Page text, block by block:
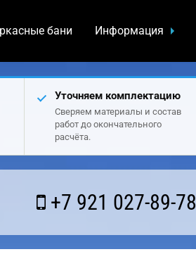
бани Информация
Уточняем комплектацию
Сверяем материалы и состав
работ до окончательного
расчёта.
+7 921 027-89-78